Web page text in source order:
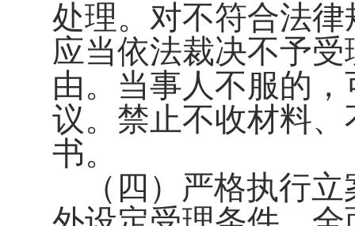
处理。对不符合法
应当依法裁决不予
由。当事人不服的
议。禁止不收材料
书。
（四）严格执行